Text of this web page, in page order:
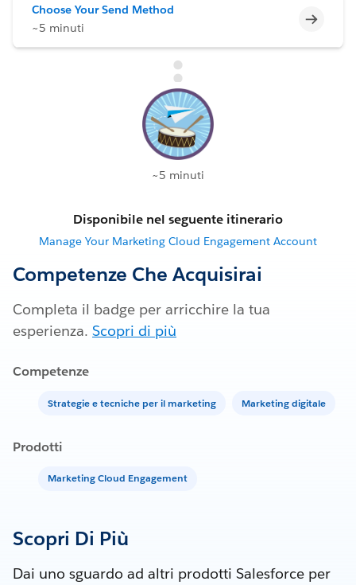
Choose Your Send Method
~5 minuti
~5 minuti
Disponibile nel seguente itinerario
Manage Your Marketing Cloud Engagement Account
Competenze Che Acquisirai
Completa il badge per arricchire la tua
esperienza. Scopri di più
Competenze
Strategie e tecniche per il marketing Marketing digitale
Prodotti
Marketing Cloud Engagement
Scopri Di Più
Dai uno sguardo ad altri prodotti Salesforce per